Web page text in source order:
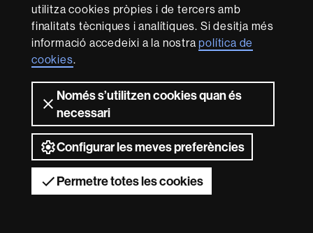
utilitza cookies pròpies i de tercers amb
finalitats tècniques i analítiques. Si desitja més
informació accedeixi a la nostrapolítica de
cookies.
Només s’utilitzen cookies quan és
necessari
Configurar les meves preferències
Permetre totes les cookies